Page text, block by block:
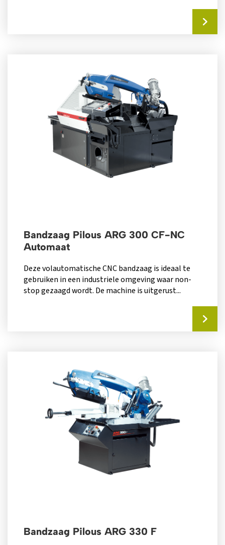
Bandzaag Pilous ARG 300 CF-NC
Automaat
Deze volautomatische CNC bandzaag is ideaal te
gebruiken in een industriele omgeving waar non-
stop gezaagd wordt. De machine is uitgerust...
Bandzaag Pilous ARG 330 F